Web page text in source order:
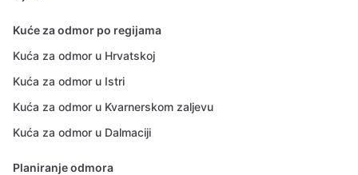
Kuće za odmor po regijama
Kuća za odmor u Hrvatskoj
Kuća za odmor u Istri
Kuća za odmor u Kvarnerskom zaljevu
Kuća za odmor u Dalmaciji
Planiranje odmora